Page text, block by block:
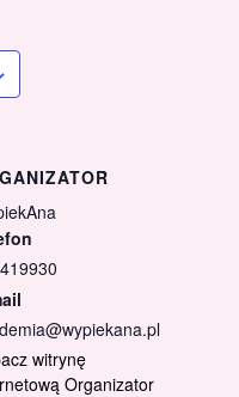
witrynę
Organizator